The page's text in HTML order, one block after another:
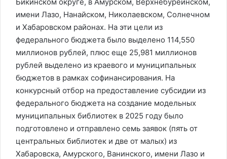
имени Лазо, Нанайском, Николаевском, Солнечном
и Хабаровском районах. На эти цели из
федерального бюджета было выделено 114,550
миллионов рублей, плюс еще 25,981 миллионов
рублей выделено из краевого и муниципальных
бюджетов в рамках софинансирования. На
конкурсный отбор на предоставление субсидии из
федерального бюджета на создание модельных
муниципальных библиотек в 2025 году было
подготовлено и отправлено семь заявок (пять от
центральных библиотек и две от малых) из
Хабаровска, Амурского, Ванинского, имени Лазо и